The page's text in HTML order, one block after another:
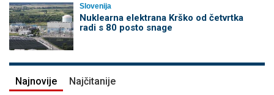
Slovenija
Nuklearna elektrana Krško od četvrtka
radi s 80 posto snage
Najnovije Najčitanije